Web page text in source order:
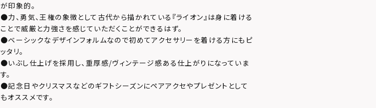
が印象的。
●力、勇気、王権の象徴として古代から描かれている『ライオン』は身に着ける
ことで威厳と力強さを感じていただくことができるはず。
●ベーシックなデザインフォルムなので初めてアクセサリーを着ける方にもピ
ッタリ。
●いぶし仕上げを採用し、重厚感/ヴィンテージ感ある仕上がりになっていま
す。
●記念日やクリスマスなどのギフトシーズンにペアアクセやプレゼントとして
もオススメです。